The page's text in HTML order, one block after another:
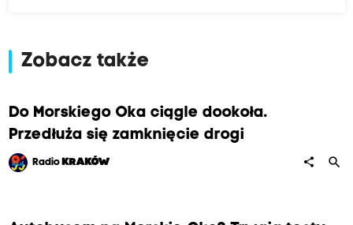
Zobacz także
Do Morskiego Oka ciągle dookoła.
Przedłuża się zamknięcie drogi
Radio KRAKÓW share search